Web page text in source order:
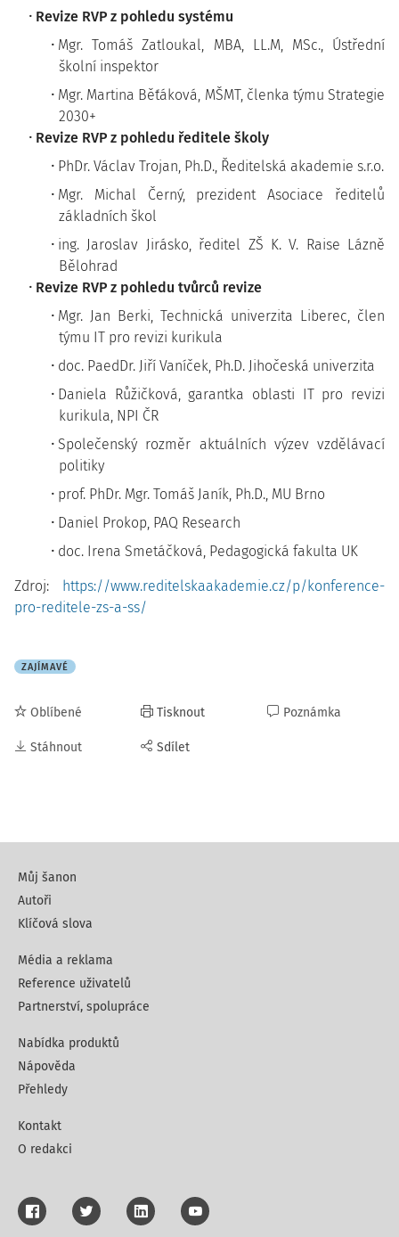
Revize RVP z pohledu systému
Mgr. Tomáš Zatloukal, MBA, LL.M, MSc., Ústřední
školní inspektor
Mgr. Martina Běťáková, MŠMT, členka týmu Strategie
2030+
Revize RVP z pohledu ředitele školy
PhDr. Václav Trojan, Ph.D., Ředitelská akademie s.r.o.
Mgr. Michal Černý, prezident Asociace ředitelů
základních škol
ing. Jaroslav Jirásko, ředitel ZŠ K. V. Raise Lázně
Bělohrad
Revize RVP z pohledu tvůrců revize
Mgr. Jan Berki, Technická univerzita Liberec, člen
týmu IT pro revizi kurikula
doc. PaedDr. Jiří Vaníček, Ph.D. Jihočeská univerzita
Daniela Růžičková, garantka oblasti IT pro revizi
kurikula, NPI ČR
Společenský rozměr aktuálních výzev vzdělávací
politiky
prof. PhDr. Mgr. Tomáš Janík, Ph.D., MU Brno
Daniel Prokop, PAQ Research
doc. Irena Smetáčková, Pedagogická fakulta UK
Zdroj: https://www.reditelskaakademie.cz/p/konference-
pro-reditele-zs-a-ss/
ZAJÍMAVÉ
Oblíbené
Stáhnout
Tisknout
Sdílet
Poznámka
Můj šanon
Autoři
Klíčová slova
Média a reklama
Reference uživatelů
Partnerství, spolupráce
Nabídka produktů
Nápověda
Přehledy
Kontakt
O redakci